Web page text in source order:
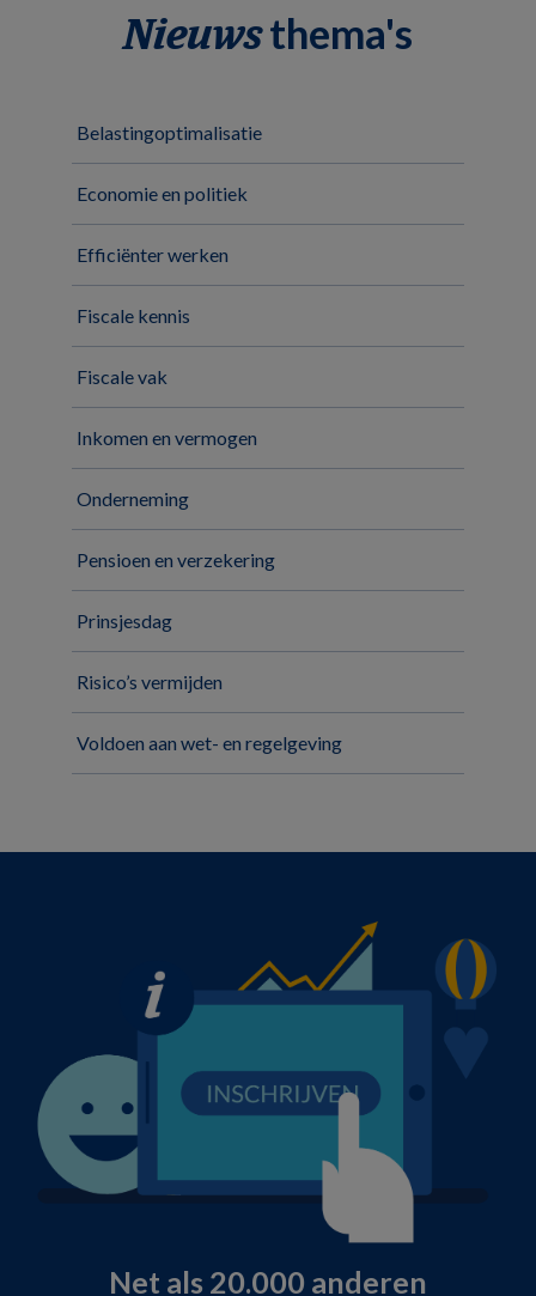
Nieuwsthema's
Belastingoptimalisatie
Economie en politiek
Efficiënter werken
Fiscale kennis
Fiscale vak
Inkomen en vermogen
Onderneming
Pensioen en verzekering
Prinsjesdag
Risico’s vermijden
Voldoen aan wet- en regelgeving
Net als 20.000 anderen